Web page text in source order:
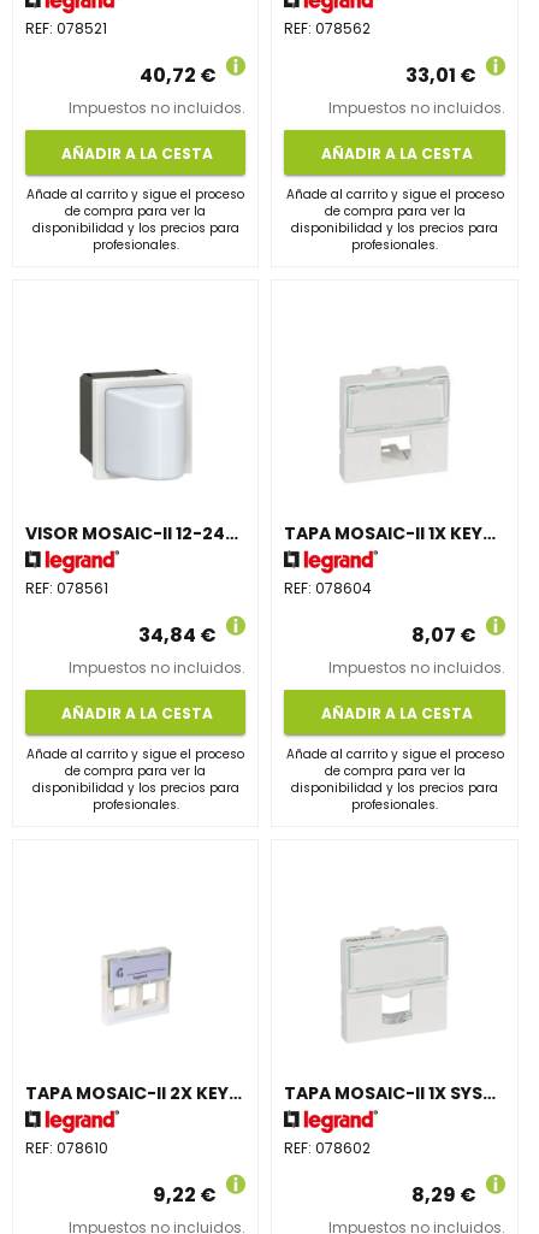
REF: 078521
40,72 €
Impuestos no incluidos.
AÑADIR A LA CESTA
Añade al carrito y sigue el proceso
de compra para ver la
disponibilidad y los precios para
profesionales.
REF:078562
33,01 €
Impuestos no incluidos.
AÑADIR A LA CESTA
Añade al carrito y sigue el proceso
de compra para ver la
disponibilidad y los precios para
profesionales.
VISOR MOSAIC-II 12-24-48V BLANCO
REF: 078561
34,84 €
Impuestos no incluidos.
AÑADIR A LA CESTA
Añade al carrito y sigue el proceso
de compra para ver la
disponibilidad y los precios para
profesionales.
TAPA MOSAIC-II 1X KEYSTONE
REF:078604
8,07 €
Impuestos no incluidos.
AÑADIR A LA CESTA
Añade al carrito y sigue el proceso
de compra para ver la
disponibilidad y los precios para
profesionales.
TAPA MOSAIC-II 2X KEYSTONE 2 MÓDULOS
REF: 078610
9,22 €
Impuestos no incluidos.
TAPA MOSAIC-II 1X SYSTIMAX
REF:078602
8,29 €
Impuestos no incluidos.